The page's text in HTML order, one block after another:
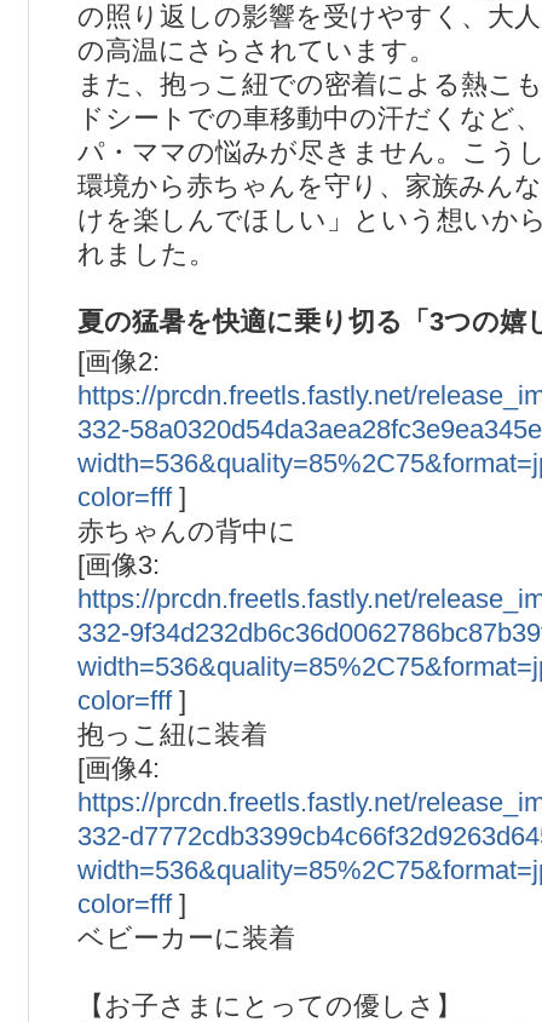
の照り返しの影響を受けやすく、大
の高温にさらされています。
また、抱っこ紐での密着による熱こ
ドシートでの車移動中の汗だくなど
パ・ママの悩みが尽きません。こう
環境から赤ちゃんを守り、家族みん
けを楽しんでほしい」という想いか
れました。
夏の猛暑を快適に乗り切る「3つの嬉
[画像2:
https://prcdn.freetls.fastly.net/
332-
color=fff]
赤ちゃんの背中に
[画像3:
https://prcdn.freetls.fastly.net/
332-
color=fff]
抱っこ紐に装着
[画像4:
https://prcdn.freetls.fastly.net/
332-
color=fff]
ベビーカーに装着
【お子さまにとっての優しさ】